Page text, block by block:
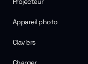
Appareil photo
Claviers